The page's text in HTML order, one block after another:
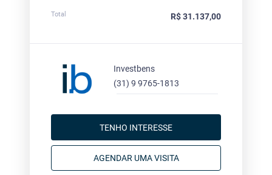
Total R$ 31.137,00
Investbens
(31) 9 9765-1813
TENHO INTERESSE
AGENDAR UMA VISITA